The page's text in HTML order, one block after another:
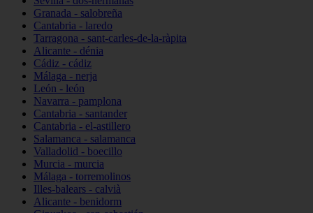
Granada - salobreña
Cantabria - laredo
Tarragona - sant-carles-de-la-ràpita
Alicante - dénia
Cádiz - cádiz
Málaga - nerja
León - león
Navarra - pamplona
Cantabria - santander
Cantabria - el-astillero
Salamanca - salamanca
Valladolid - boecillo
Murcia - murcia
Málaga - torremolinos
Illes-balears - calvià
Alicante - benidorm